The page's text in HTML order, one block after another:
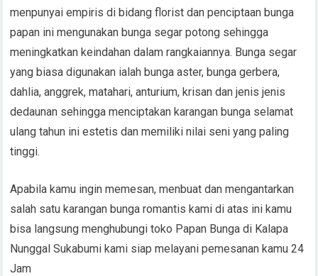
menpunyai empiris di bidang florist dan penciptaan bunga
papan ini mengunakan bunga segar potong sehingga
meningkatkan keindahan dalam rangkaiannya. Bunga segar
yang biasa digunakan ialah bunga aster, bunga gerbera,
dahlia, anggrek, matahari, anturium, krisan dan jenis jenis
dedaunan sehingga menciptakan karangan bunga selamat
ulang tahun ini estetis dan memiliki nilai seni yang paling
tinggi.
Apabila kamu ingin memesan, menbuat dan mengantarkan
salah satu karangan bunga romantis kami di atas ini kamu
bisa langsung menghubungi toko Papan Bunga di Kalapa
Nunggal Sukabumi kami siap melayani pemesanan kamu 24
Jam